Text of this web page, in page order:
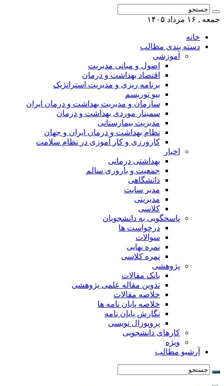
جمعه , ۱۶ مرداد ۱۴۰۵
خانه
دسته بندی مطالب
آموزشی
اصول و مبانی مدیریت
اقتصاد بهداشت و درمان
برنامه ریزی و مدیریت استراتژیک
بیو توریسم
سازمان و مدیریت بهداشت و درمان ایران
سمینار موردی بهداشت و درمان
مدیریت بیمارستانی
نظام بهداشت و درمان ایران و جهان
کارورزی و کار آموزی در نظام سلامت
اخبار
بهداشتی درمانی
جمعیت و باروری سالم
دانشگاهی
مدیر سایت
مدیریتی
کلاسی
پاسخگویی به دانشجویان
درخواست ها
سوالات
نمره نهایی
نمره کلاسی
پژوهشی
بانک مقالات
تدوین مقاله علمی پژوهشی
خلاصه مقالات
خلاصه پایان نامه ها
نگارش پایان نامه
پروپوزال نویسی
کارهای دانشجویی
ویژه
آرشیو مطالب